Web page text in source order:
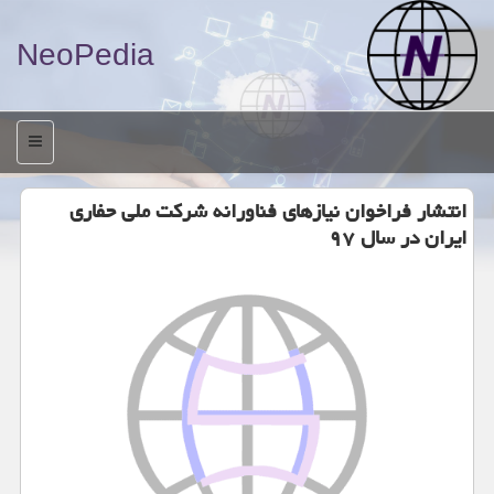
NeoPedia
منو
انتشار فراخوان نیازهای فناورانه شركت ملی حفاری
ایران در سال ۹۷